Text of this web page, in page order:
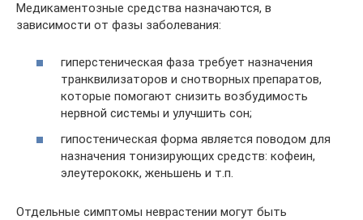
Медикаментозные средства назначаются, в
зависимости от фазы заболевания:
гиперстеническая фаза требует назначения
транквилизаторов и снотворных препаратов,
которые помогают снизить возбудимость
нервной системы и улучшить сон;
гипостеническая форма является поводом для
назначения тонизирующих средств: кофеин,
элеутерококк, женьшень и т.п.
Отдельные симптомы неврастении могут быть